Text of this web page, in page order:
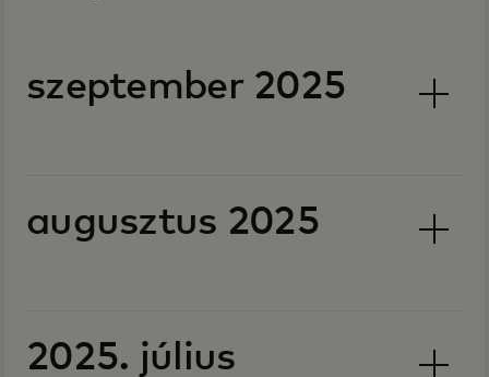
szeptember 2025
augusztus 2025
2025. július